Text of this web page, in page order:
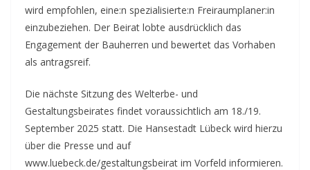
wird empfohlen, eine:n spezialisierte:n Freiraumplaner:in
einzubeziehen. Der Beirat lobte ausdrücklich das
Engagement der Bauherren und bewertet das Vorhaben
als antragsreif.
Die nächste Sitzung des Welterbe- und
Gestaltungsbeirates findet voraussichtlich am 18./19.
September 2025 statt. Die Hansestadt Lübeck wird hierzu
über die Presse und auf
www.luebeck.de/gestaltungsbeirat im Vorfeld informieren.